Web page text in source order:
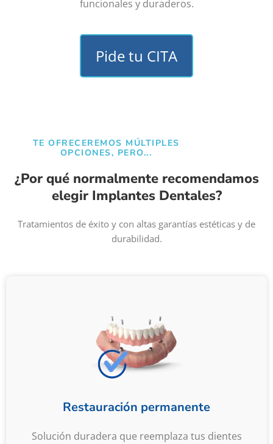
funcionales y duraderos.
Pide tu CITA
TE OFRECEREMOS MÚLTIPLES
OPCIONES, PERO...​
¿Por qué normalmente recomendamos
elegir Implantes Dentales?
Tratamientos de éxito y con altas garantías estéticas y de
durabilidad.
Restauración permanente
Solución duradera que reemplaza tus dientes